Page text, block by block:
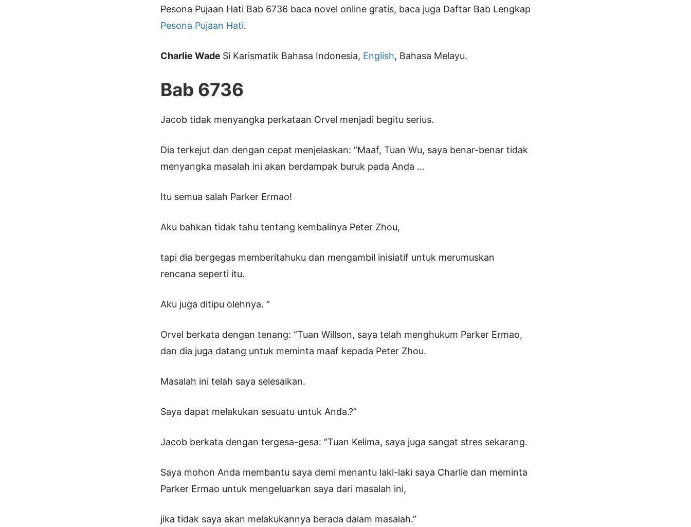
Pesona Pujaan Hati Bab 6736 baca novel online gratis, baca juga Daftar Bab Lengkap
Pesona Pujaan Hati.
Charlie Wade Si Karismatik Bahasa Indonesia, English, Bahasa Melayu.
Bab 6736
Jacob tidak menyangka perkataan Orvel menjadi begitu serius.
Dia terkejut dan dengan cepat menjelaskan: “Maaf, Tuan Wu, saya benar-benar tidak
menyangka masalah ini akan berdampak buruk pada Anda …
Itu semua salah Parker Ermao!
Aku bahkan tidak tahu tentang kembalinya Peter Zhou,
tapi dia bergegas memberitahuku dan mengambil inisiatif untuk merumuskan
rencana seperti itu.
Aku juga ditipu olehnya. “
Orvel berkata dengan tenang: “Tuan Willson, saya telah menghukum Parker Ermao,
dan dia juga datang untuk meminta maaf kepada Peter Zhou.
Masalah ini telah saya selesaikan.
Saya dapat melakukan sesuatu untuk Anda.?”
Jacob berkata dengan tergesa-gesa: “Tuan Kelima, saya juga sangat stres sekarang.
Saya mohon Anda membantu saya demi menantu laki-laki saya Charlie dan meminta
Parker Ermao untuk mengeluarkan saya dari masalah ini,
jika tidak saya akan melakukannya berada dalam masalah.”